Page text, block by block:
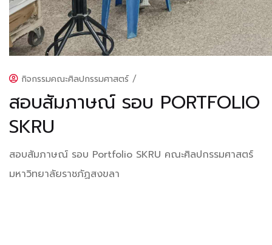
กิจกรรมคณะศิลปกรรมศาสตร์ /
สอบสัมภาษณ์ รอบ PORTFOLIO
SKRU
สอบสัมภาษณ์ รอบ Portfolio SKRU คณะศิลปกรรมศาสตร์
มหาวิทยาลัยราชภัฏสงขลา